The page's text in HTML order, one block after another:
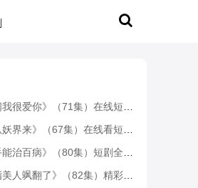
爱你》（71集）在线短剧精彩剧情连看
来》（67集）在线看短剧全集超带感
百病》（80集）短剧全集免费在线尽情看
飒翻了》（82集）精彩短剧在线一追到底